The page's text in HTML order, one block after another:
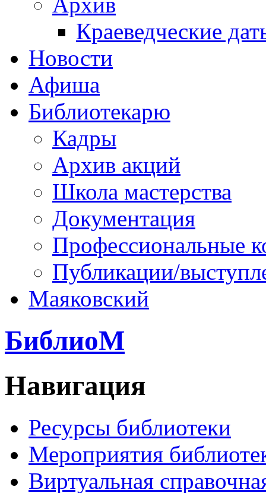
Краеведческие
Новости
Афиша
Библиотекарю
Кадры
Архив акций
Школа мастерства
Документация
Профессиональные
Публикации/
Маяковский
БиблиоМ
Навигация
Ресурсы библиотеки
Мероприятия
Виртуальная